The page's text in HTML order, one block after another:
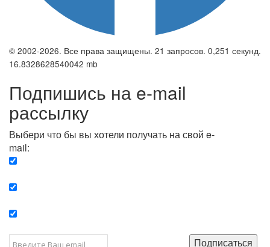
© 2002-2026. Все права защищены. 21 запросов. 0,251 секунд.
16.8328628540042 mb
Подпишись на e-mail
рассылку
Выбери что бы вы хотели получать на свой e-
mail:
Подписаться